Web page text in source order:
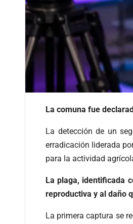
La comuna fue
La detección de un
erradicación liderada
para la actividad
La plaga, identificada
reproductiva y al daño
La primera captura se